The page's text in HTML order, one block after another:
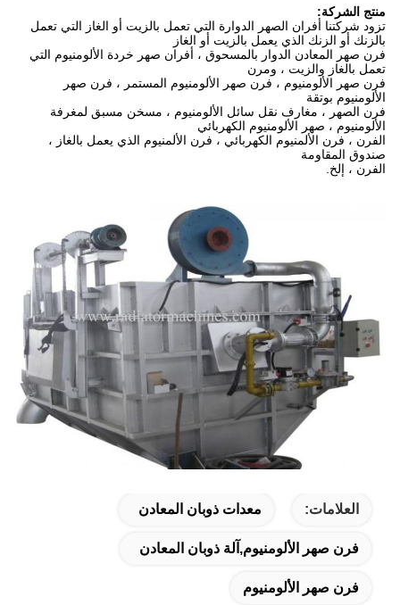
منتج الشركة:
تزود شركتنا أفران الصهر الدوارة التي تعمل بالزيت أو الغاز التي تعمل
بالزنك أو الزنك الذي يعمل بالزيت أو الغاز
فرن صهر المعادن الدوار بالمسحوق ، أفران صهر خردة الألومنيوم التي
تعمل بالغاز والزيت ، ومرن
فرن صهر الألومنيوم ، فرن صهر الألومنيوم المستمر ، فرن صهر
الألومنيوم بوتقة
فرن الصهر ، مغارف نقل سائل الألومنيوم ، مسخن مسبق لمغرفة
الألومنيوم ، صهر الألومنيوم الكهربائي
الفرن ، فرن الألمنيوم الكهربائي ، فرن الألمنيوم الذي يعمل بالغاز ،
صندوق المقاومة
الفرن ، إلخ.
العلامات: معدات ذوبان المعادن
فرن صهر الألومنيوم,آلة ذوبان المعادن
فرن صهر الألومنيوم